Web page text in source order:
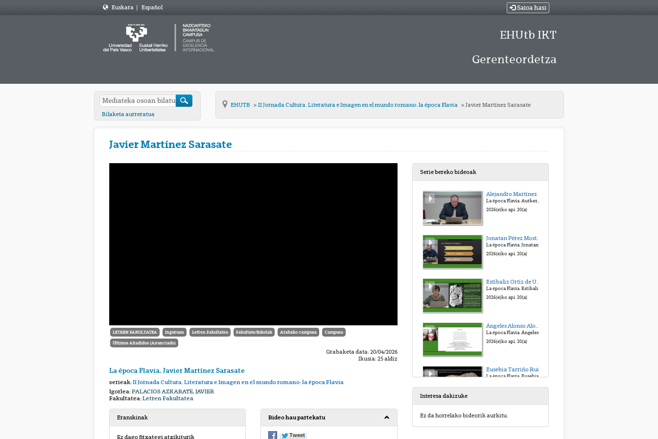
Euskara | Español Saioa hasi
EHUtb IKT
Gerenteordetza
Bilaketa aurreratua
EHUTB II Jornada Cultura. Literatura e Imagen en el mundo romano: la época Flavia Javier Martínez Sarasate
Javier Martínez Sarasate
LETREN FAKULTATEA Inguruan Letren Fakultatea Fakultate/Eskolak Arabako campusa Campusa
Últimos Añadidos (Anunciado)
Grabaketa data: 20/04/2026
Ikusia: 25 aldiz
La época Flavia. Javier Martínez Sarasate
serieak:II Jornada Cultura. Literatura e Imagen en el mundo romano: la época Flavia
Igorlea:PALACIOS AZKARATE, JAVIER
Fakultatea:Letren Fakultatea
Eranskinak
Ez dago fitxategi atxikiturik
Bideo hau partekatu
Serie bereko bideoak
Alejandro Martínez Sobrino
La época Flavia. Aurkezpena: Alejandro Martínez Sobrino
2026(e)ko api. 20(a)
Jonatan Pérez Mostazo
La época Flavia. Jonatan Pérez Mostazo
2026(e)ko api. 20(a)
Estíbaliz Ortíz de Urbina
La época Flavia. Estíbaliz Ortíz de Urbina
2026(e)ko api. 20(a)
Ángeles Alonso Alonso
La época Flavia. Ángeles Alonso Alonso
2026(e)ko api. 20(a)
Eusebia Tarriño Ruiz
La época Flavia. Eusebia Tarriño Ruiz
Jesús Bartolomé
Interesa dakizuke
Ez da horrelako bideorik aurkitu.